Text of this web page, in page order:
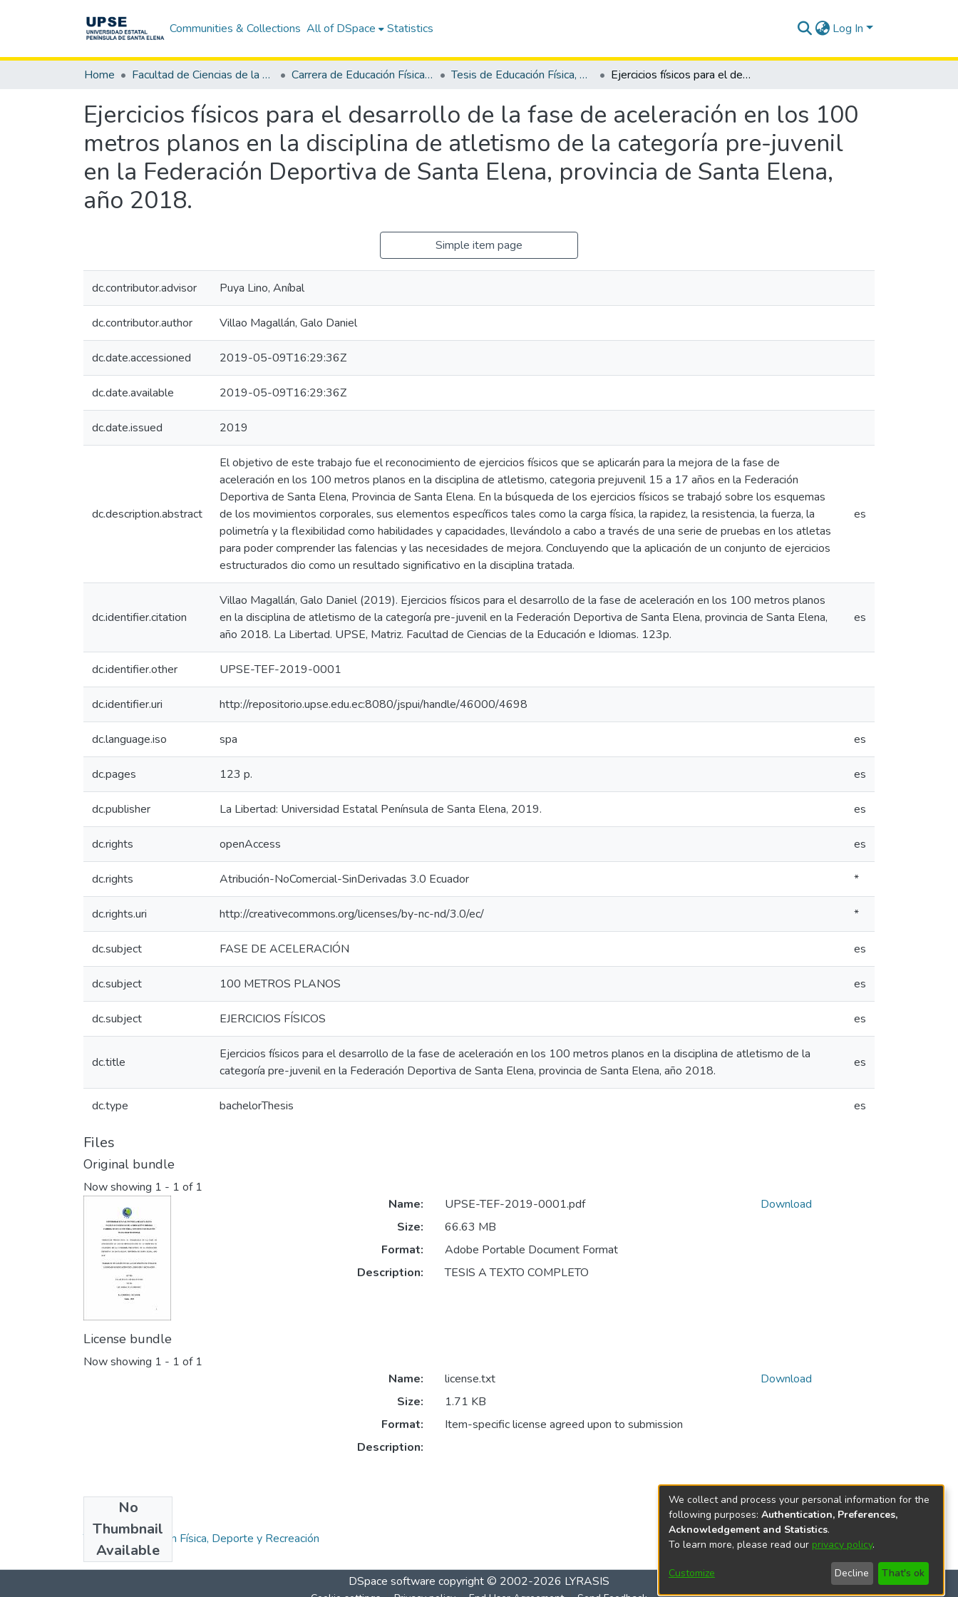
Communities & Collections All of DSpace Statistics Log In
Home Facultad de Ciencias de la Educación e Idiomas Carrera de Educación Física, Deporte y Recreación Tesis de Educación Física, Deporte y Recreación Ejercicios físicos para el desarrollo de la fase de aceleración en los 100 metros planos en la disciplina de atletismo de la categoría pre-juvenil en la Federación Deportiva de Santa Elena, provincia de Santa Elena, año 2018.
Ejercicios físicos para el desarrollo de la fase de aceleración en los 100
metros planos en la disciplina de atletismo de la categoría pre-juvenil
en la Federación Deportiva de Santa Elena, provincia de Santa Elena,
año 2018.
Simple item page
dc.contributor.advisor Puya Lino, Aníbal
dc.contributor.author Villao Magallán, Galo Daniel
dc.date.accessioned 2019-05-09T16:29:36Z
dc.date.available 2019-05-09T16:29:36Z
dc.date.issued 2019
dc.description.abstract
El objetivo de este trabajo fue el reconocimiento de ejercicios físicos que se aplicarán para la mejora de la fase de
aceleración en los 100 metros planos en la disciplina de atletismo, categoria prejuvenil 15 a 17 años en la Federación
Deportiva de Santa Elena, Provincia de Santa Elena. En la búsqueda de los ejercicios físicos se trabajó sobre los esquemas
de los movimientos corporales, sus elementos específicos tales como la carga física, la rapidez, la resistencia, la fuerza, la
polimetría y la flexibilidad como habilidades y capacidades, llevándolo a cabo a través de una serie de pruebas en los atletas
para poder comprender las falencias y las necesidades de mejora. Concluyendo que la aplicación de un conjunto de ejercicios
estructurados dio como un resultado significativo en la disciplina tratada.
es
dc.identifier.citation
Villao Magallán, Galo Daniel (2019). Ejercicios físicos para el desarrollo de la fase de aceleración en los 100 metros planos
en la disciplina de atletismo de la categoría pre-juvenil en la Federación Deportiva de Santa Elena, provincia de Santa Elena,
año 2018. La Libertad. UPSE, Matriz. Facultad de Ciencias de la Educación e Idiomas. 123p.
es
dc.identifier.other UPSE-TEF-2019-0001
dc.identifier.uri http://repositorio.upse.edu.ec:8080/jspui/handle/46000/4698
dc.language.iso spa es
dc.pages 123 p. es
dc.publisher La Libertad: Universidad Estatal Península de Santa Elena, 2019. es
dc.rights openAccess es
dc.rights Atribución-NoComercial-SinDerivadas 3.0 Ecuador *
dc.rights.uri http://creativecommons.org/licenses/by-nc-nd/3.0/ec/ *
dc.subject FASE DE ACELERACIÓN es
dc.subject 100 METROS PLANOS es
dc.subject EJERCICIOS FÍSICOS es
dc.title
Ejercicios físicos para el desarrollo de la fase de aceleración en los 100 metros planos en la disciplina de atletismo de la
categoría pre-juvenil en la Federación Deportiva de Santa Elena, provincia de Santa Elena, año 2018.
es
dc.type bachelorThesis es
Files
Original bundle
Now showing 1 - 1 of 1
Name:
UPSE-TEF-2019-0001.pdf
Size:
66.63 MB
Format:
Adobe Portable Document Format
Description:
TESIS A TEXTO COMPLETO
Download
License bundle
Now showing 1 - 1 of 1
No
Thumbnail
Available
Name:
license.txt
Size:
1.71 KB
Format:
Item-specific license agreed upon to submission
Description:
Download
Collections
Tesis de Educación Física, Deporte y Recreación
DSpace software copyright © 2002-2026 LYRASIS
We collect and process your personal information for the
following purposes: Authentication, Preferences,
Acknowledgement and Statistics.
To learn more, please read our privacy policy.
Customize Decline That's ok